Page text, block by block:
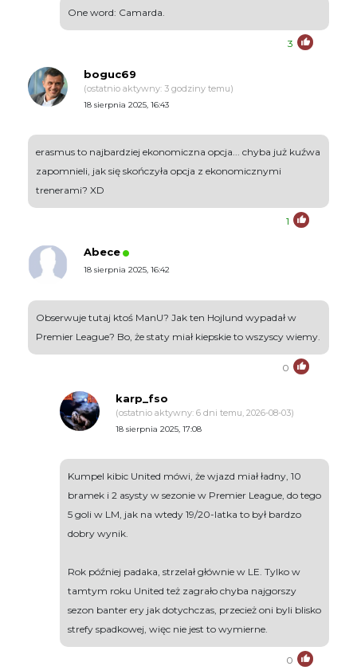
One word: Camarda.
3
boguc69
(ostatnio aktywny: 3 godziny temu)
18 sierpnia 2025, 16:43
erasmus to najbardziej ekonomiczna opcja... chyba już kuźwa
zapomnieli, jak się skończyła opcja z ekonomicznymi
trenerami? XD
1
Abece
18 sierpnia 2025, 16:42
Obserwuje tutaj ktoś ManU? Jak ten Hojlund wypadał w
Premier League? Bo, że staty miał kiepskie to wszyscy wiemy.
0
karp_fso
(ostatnio aktywny: 6 dni temu, 2026-08-03)
18 sierpnia 2025, 17:08
Kumpel kibic United mówi, że wjazd miał ładny, 10
bramek i 2 asysty w sezonie w Premier League, do tego
5 goli w LM, jak na wtedy 19/20-latka to był bardzo
dobry wynik.
Rok później padaka, strzelał głównie w LE. Tylko w
tamtym roku United też zagrało chyba najgorszy
sezon banter ery jak dotychczas, przecież oni byli blisko
strefy spadkowej, więc nie jest to wymierne.
0